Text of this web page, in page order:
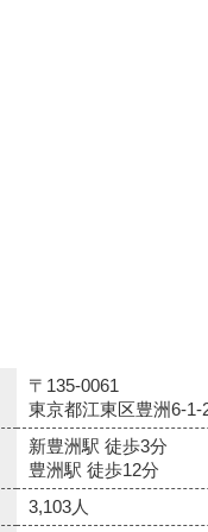
〒135-0061
東京都江東区豊洲6-1-
新豊洲駅 徒歩3分
豊洲駅 徒歩12分
3,103人